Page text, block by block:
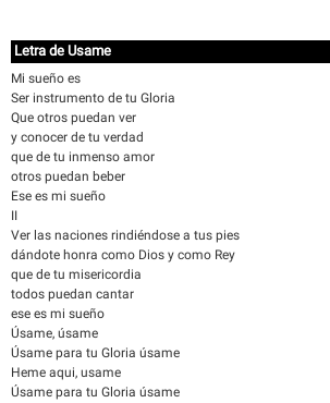
Letra de Usame
Mi sueño es
Ser instrumento de tu Gloria
Que otros puedan ver
y conocer de tu verdad
que de tu inmenso amor
otros puedan beber
Ese es mi sueño
II
Ver las naciones rindiéndose a tus pies
dándote honra como Dios y como Rey
que de tu misericordia
todos puedan cantar
ese es mi sueño
Úsame, úsame
Úsame para tu Gloria úsame
Heme aqui, usame
Úsame para tu Gloria úsame